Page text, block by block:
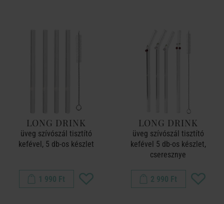
LONG DRINK
üveg szívószál tisztító
kefével, 5 db-os készlet
1 990 Ft
LONG DRINK
üveg szívószál tisztító
kefével 5 db-os készlet,
cseresznye
2 990 Ft